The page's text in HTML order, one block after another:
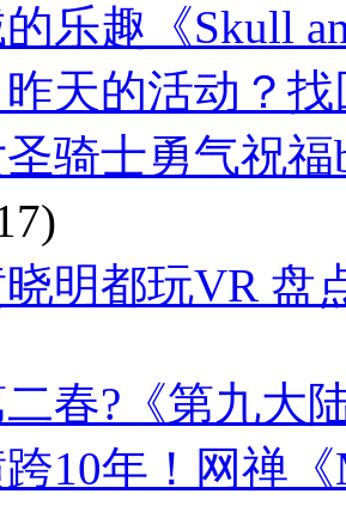
乐趣《Skull
天的活动？
骑士勇气祝
明都玩VR 盘
春?《第九大
10年！网禅